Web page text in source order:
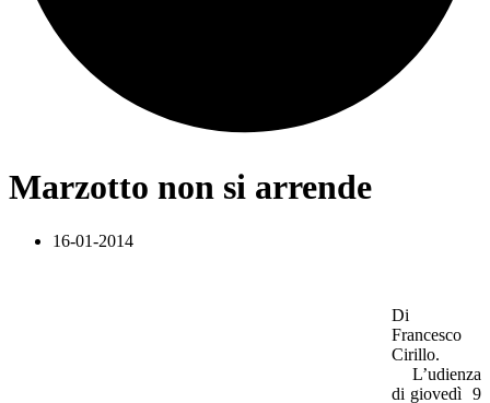
Marzotto non si arrende
16-01-2014
Di
Francesco
Cirillo.
L’udienza
di giovedì 9